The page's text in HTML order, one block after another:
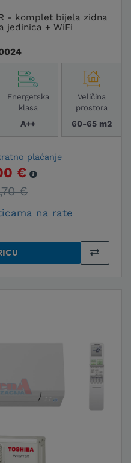
- komplet bijela zidna
jedinica + WiFi
Energetska
klasa
A++
Veličina
prostora
60-65 m2
plaćanje
€
€
na rate